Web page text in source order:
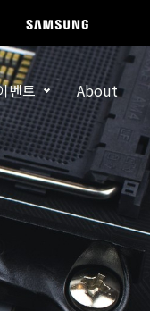
벤트 About